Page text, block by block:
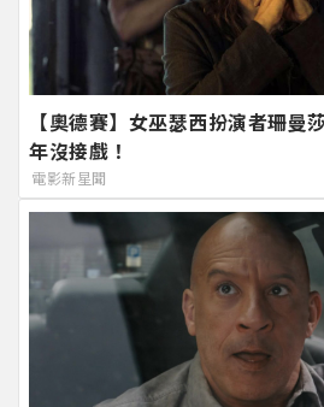
【奧德賽】女巫瑟西扮演者珊曼
年沒接戲！
電影新星聞